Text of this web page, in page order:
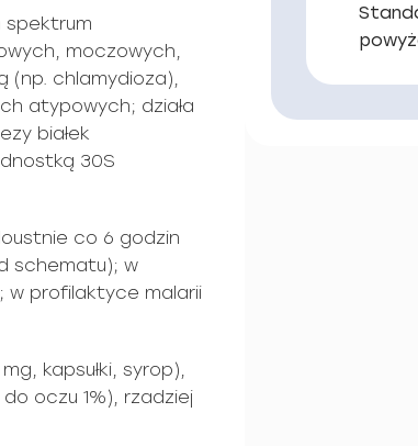
spektrum
moczowych,
(np. chlamydioza),
atypowych; działa
białek
30S
co 6 godzin
schematu); w
w profilaktyce malarii
kapsułki, syrop),
oczu 1%), rzadziej